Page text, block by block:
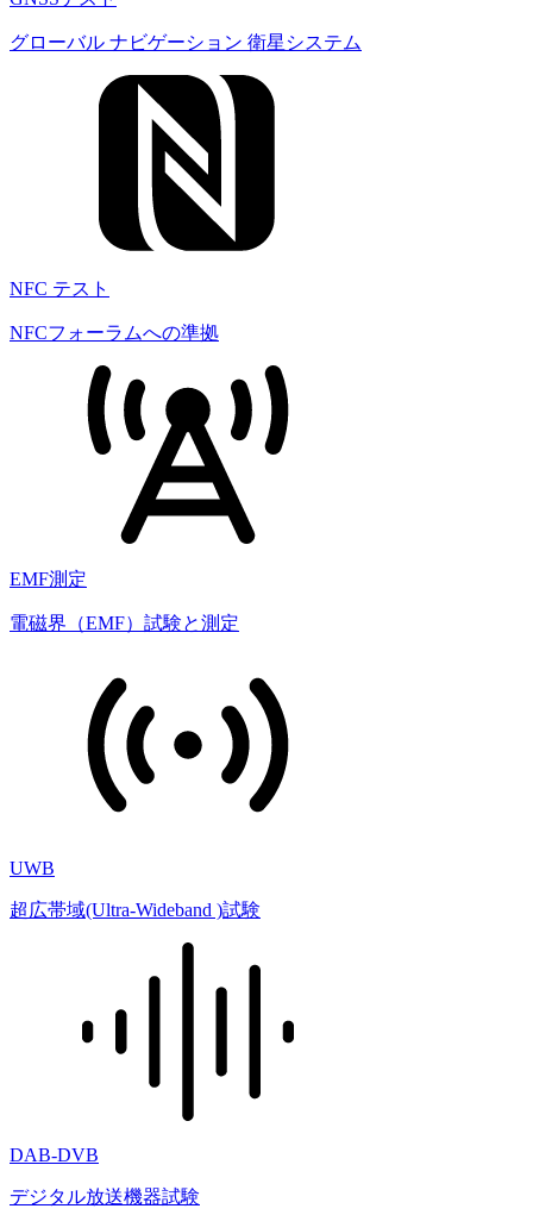
グローバル ナビゲーション 衛星システム
NFC テスト
NFCフォーラムへの準拠
EMF測定
電磁界（EMF）試験と測定
UWB
超広帯域(Ultra-Wideband )試験
DAB-DVB
デジタル放送機器試験